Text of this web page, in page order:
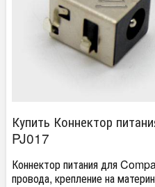
Купить Коннектор
PJ017
Коннектор питания для
провода, крепление на